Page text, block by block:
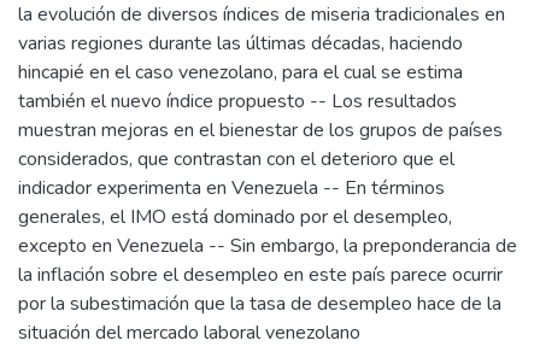
la evolución de diversos índices de miseria tradicionales en
varias regiones durante las últimas décadas, haciendo
hincapié en el caso venezolano, para el cual se estima
también el nuevo índice propuesto -- Los resultados
muestran mejoras en el bienestar de los grupos de países
considerados, que contrastan con el deterioro que el
indicador experimenta en Venezuela -- En términos
generales, el IMO está dominado por el desempleo,
excepto en Venezuela -- Sin embargo, la preponderancia de
la inflación sobre el desempleo en este país parece ocurrir
por la subestimación que la tasa de desempleo hace de la
situación del mercado laboral venezolano